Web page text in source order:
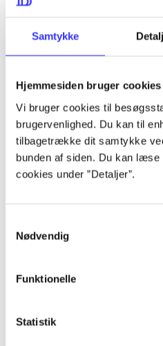
Samtykke
Hjemmesiden bruger cookies
Vi bruger cookies til
brugervenlighed. Du kan til
tilbagetrække dit samtykke
bunden af siden. Du kan læse
cookies under ”Detaljer”.
Nødvendig
Funktionelle
Statistik
...
...
...
Gå til serien